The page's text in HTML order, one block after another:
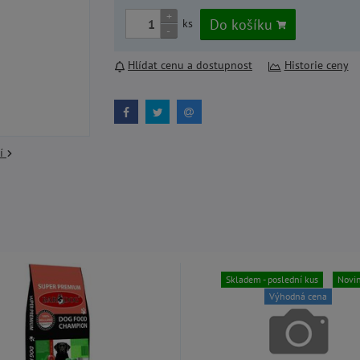
+
-
ks Do košíku
Hlídat cenu a dostupnost Historie ceny
Skladem - poslední kus
Výhodná cena